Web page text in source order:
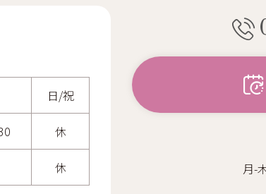
日/祝
休
休
月-